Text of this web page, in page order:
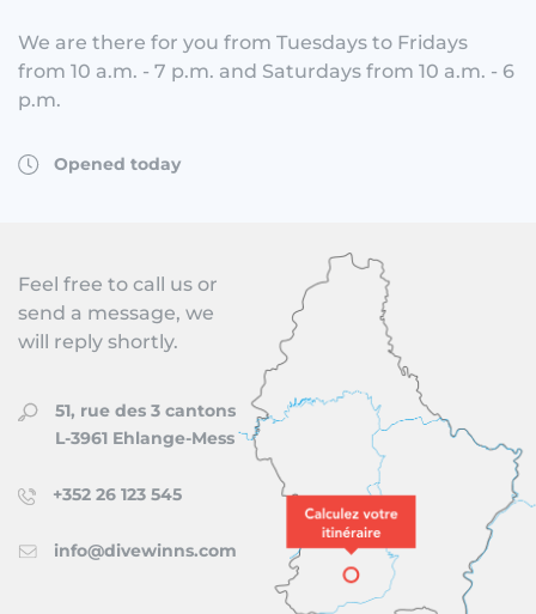
We are there for you from Tuesdays to Fridays
from 10 a.m. - 7 p.m. and Saturdays from 10 a.m. - 6
p.m.
Opened today
Feel free to call us or
send a message, we
will reply shortly.
51, rue des 3 cantons
L-3961 Ehlange-Mess
+352 26 123 545
info@divewinns.com